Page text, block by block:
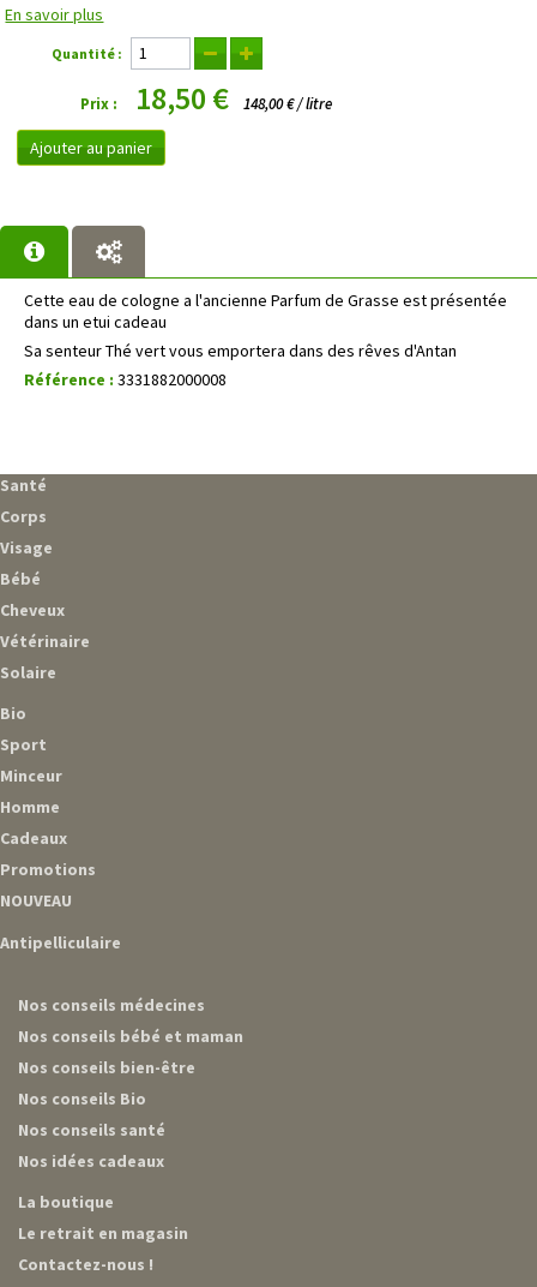
En savoir plus
Quantité :
Prix : 18,50 € 148,00 € / litre
Ajouter au panier
Cette eau de cologne a l'ancienne Parfum de Grasse est présentée
dans un etui cadeau
Sa senteur Thé vert vous emportera dans des rêves d'Antan
Référence : 3331882000008
Santé
Corps
Visage
Bébé
Cheveux
Vétérinaire
Solaire
Bio
Sport
Minceur
Homme
Cadeaux
Promotions
NOUVEAU
Antipelliculaire
Nos conseils médecines
Nos conseils bébé et maman
Nos conseils bien-être
Nos conseils Bio
Nos conseils santé
Nos idées cadeaux
La boutique
Le retrait en magasin
Contactez-nous !